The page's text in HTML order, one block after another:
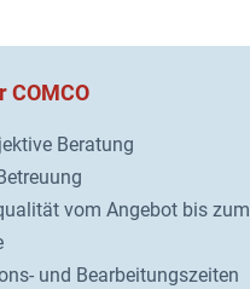
COMCO
Beratung
vom Angebot bis zum
und Bearbeitungszeiten